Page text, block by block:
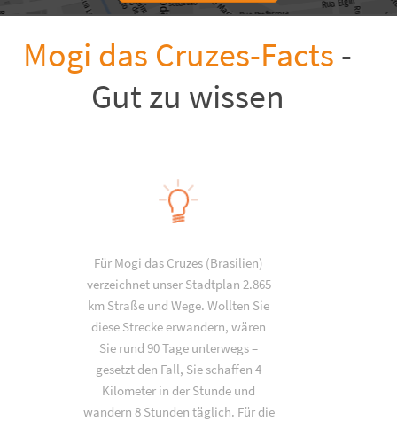
Mogi das Cruzes-Facts -
Gut zu wissen
Für Mogi das Cruzes (Brasilien)
verzeichnet unser Stadtplan 2.865
km Straße und Wege. Wollten Sie
diese Strecke erwandern, wären
Sie rund 90 Tage unterwegs –
gesetzt den Fall, Sie schaffen 4
Kilometer in der Stunde und
wandern 8 Stunden täglich. Für die